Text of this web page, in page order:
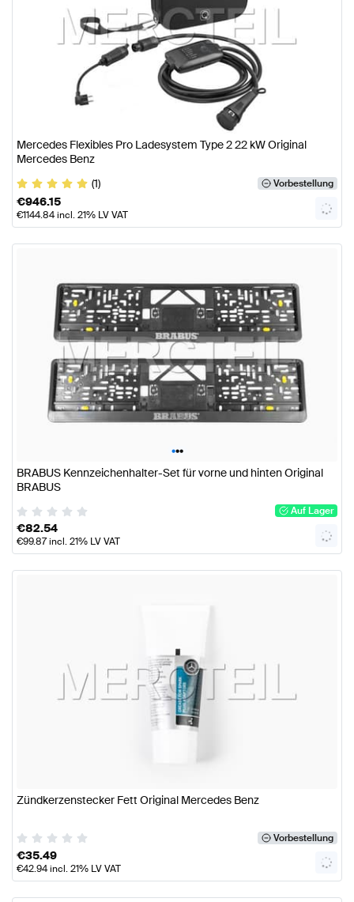
Mercedes Flexibles Pro Ladesystem Type 2 22 kW Original
Mercedes Benz
(1)
Vorbestellung
€946.15
€1144.84incl. 21% LV VAT
•••
BRABUS Kennzeichenhalter-Set für vorne und hinten Original
BRABUS
Auf Lager
€82.54
€99.87incl. 21% LV VAT
Zündkerzenstecker Fett Original Mercedes Benz
Vorbestellung
€35.49
€42.94incl. 21% LV VAT